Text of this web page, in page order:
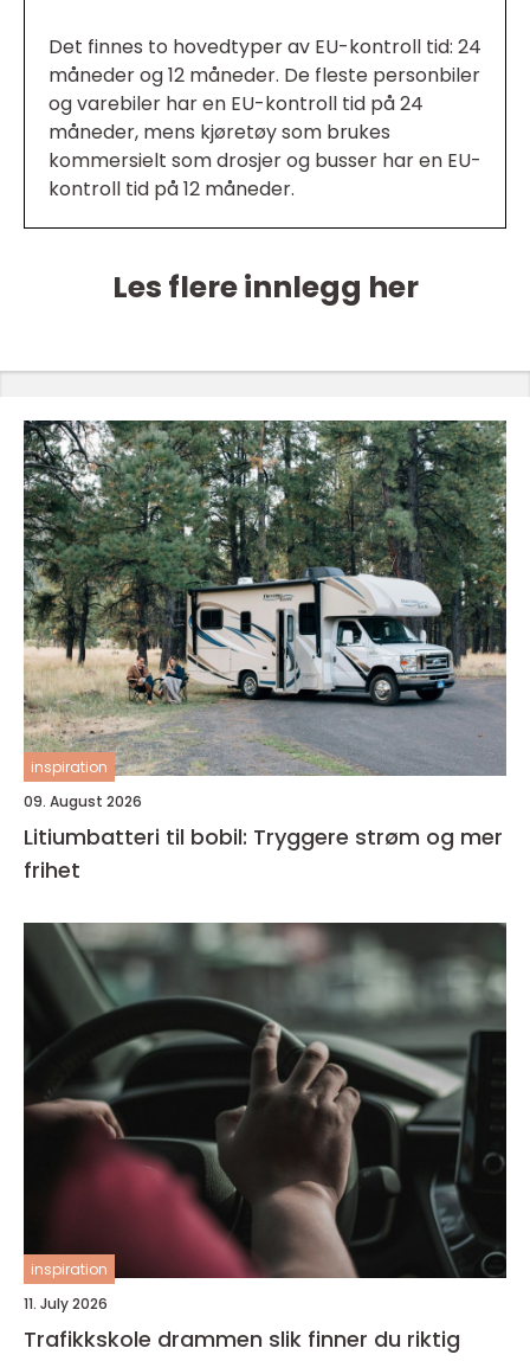
Det finnes to hovedtyper av EU-kontroll tid: 24
måneder og 12 måneder. De fleste personbiler
og varebiler har en EU-kontroll tid på 24
måneder, mens kjøretøy som brukes
kommersielt som drosjer og busser har en EU-
kontroll tid på 12 måneder.
Les flere innlegg her
inspiration
09. August 2026
Litiumbatteri til bobil: Tryggere strøm og mer
frihet
inspiration
11. July 2026
Trafikkskole drammen slik finner du riktig